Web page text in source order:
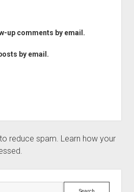
up comments by email.
by email.
reduce spam. Learn how your
Search